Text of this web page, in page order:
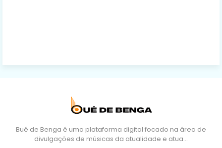
Bué de Benga é uma plataforma digital focado na área de
divulgações de músicas da atualidade e atua…